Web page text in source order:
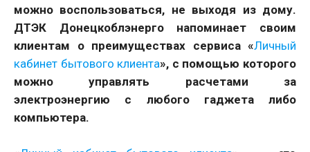
можно воспользоваться, не выходя из дому.
ДТЭК Донецкоблэнерго напоминает своим
клиентам о преимуществах сервиса «Личный
кабинет бытового клиента», с помощью которого
можно управлять расчетами за
электроэнергию с любого гаджета либо
компьютера.